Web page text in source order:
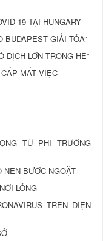
19 TẠI HUNGARY
BUDAPEST GIẢI TỎA”
DỊCH LỚN TRONG HÈ”
MẤT VIỆC
TỪ PHI TRƯỜNG
NÊN BƯỚC NGOẶT
LỎNG
TRÊN DIỆN